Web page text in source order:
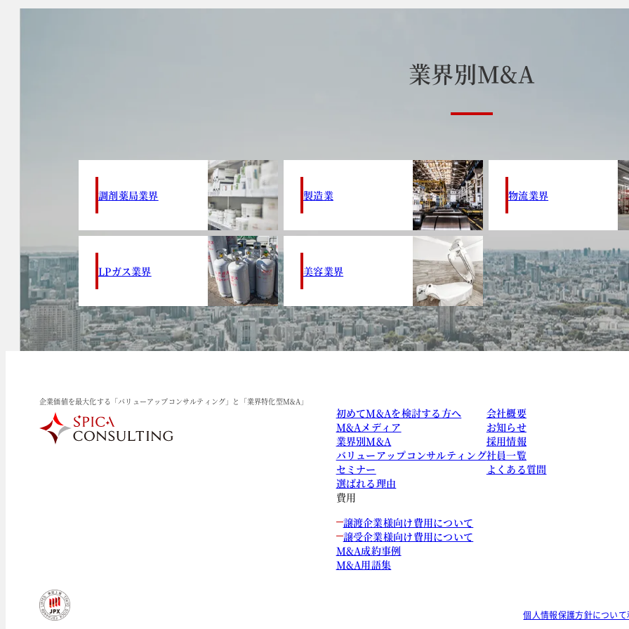
業界別M&A
調剤薬局業界 製造業 物流業界
LPガス業界 美容業界
企業価値を最大化する「バリューアップコンサルティング」と「業界特化型M&A」
初めてM&Aを検討する方へ
M&Aメディア
業界別M&A
バリューアップコンサルティング
セミナー
選ばれる理由
費用
譲渡企業様向け費用について
譲受企業様向け費用について
M&A成約事例
M&A用語集
会社概要
お知らせ
採用情報
社員一覧
よくある質問
個人情報保護方針について